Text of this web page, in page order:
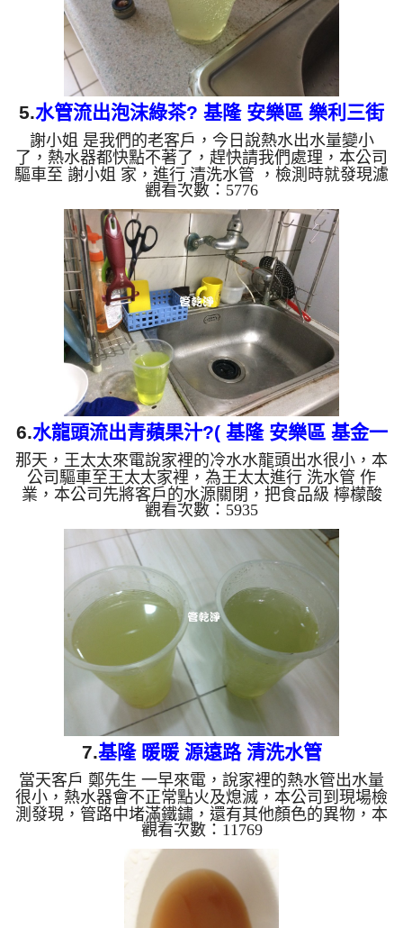
5.水管流出泡沫綠茶? 基隆 安樂區 樂利三街
水管清洗
謝小姐 是我們的老客戶，今日說熱水出水量變小
了，熱水器都快點不著了，趕快請我們處理，本公司
驅車至 謝小姐 家，進行 清洗水管 ，檢測時就發現濾
嘴上有塑膠片，如圖，本公司架起 高周波水管清洗
機，灌入 檸檬酸水 至管路裡面，等了約15分，開
啟 水管清洗機 ，啟動 螺旋波 模式，要把水管的污垢
及異物沖出來，一開始就流出棕色的髒水，越來越濃
越來越多，後面淨出現泡沫狀的水，像是泡沫綠茶，
如下影片圖片，謝小姐看了都傻住，一個多小時後，
熱水出水量恢復正常，謝小姐能使用熱水了!! 如是自
來水，如水管老化...
觀看次數：5776
6.水龍頭流出青蘋果汁?( 基隆 安樂區 基金一
路 清洗水管 )
那天，王太太來電說家裡的冷水水龍頭出水很小，本
公司驅車至王太太家裡，為王太太進行 洗水管 作
業，本公司先將客戶的水源關閉，把食品級 檸檬酸
溶液灌入水管，靜置約20分鐘，再用 高周波清洗機
，把水管內壁污垢和沉積物沖出來，一開始沒想到洗
出來的水呈黃綠色，看起來跟青蘋果汁一樣，後面變
成了咖啡色，王太太邊看就邊呼喊Oh My God!，直說
房子才15年而已，水管裡面怎麼髒成這樣？ 如是自
來水，如水管老化，會產生鐵鏽跟泥沙堆積，洗出來
的水就會是咖啡色，地下水因含有氧化錳，在管壁上
會結成黑色管垢，...
觀看次數：5935
7.基隆 暖暖 源遠路 清洗水管
當天客戶 鄭先生 一早來電，說家裡的熱水管出水量
很小，熱水器會不正常點火及熄滅，本公司到現場檢
測發現，管路中堵滿鐵鏽，還有其他顏色的異物，本
公司架設 管路清洗機 ，開始 清洗水管 ，水龍頭一開
始噴出綠水，沒多久變成噴鏽水，如下圖片影片，客
戶 鄭先生 非常訝異， 洗水管 時髒水出水約四十分鐘
才變為清澈， 水管清洗 約兩個半小時後，熱水管出
水正常，客戶 鄭先生 非常高興，總算能正常洗碗洗
澡了。 清洗水管, 水管清洗, 洗水管, 熱水管堵塞, 熱
觀看次數：11769